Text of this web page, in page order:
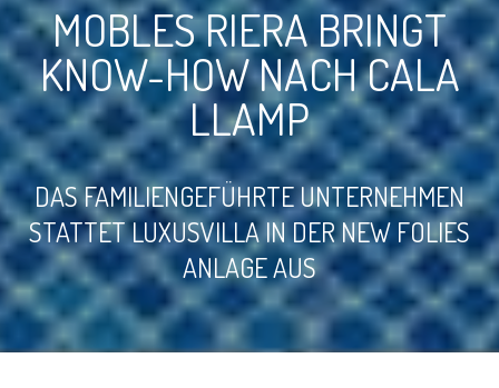
MOBLES RIERA BRINGT
KNOW-HOW NACH CALA
LLAMP
DAS FAMILIENGEFÜHRTE UNTERNEHMEN
STATTET LUXUSVILLA IN DER NEW FOLIES
ANLAGE AUS